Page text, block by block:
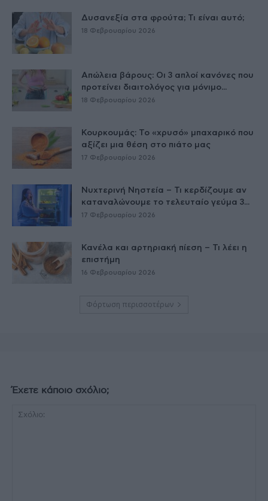
Δυσανεξία στα φρούτα; Τι είναι αυτό;
18 Φεβρουαρίου 2026
Απώλεια βάρους: Οι 3 απλοί κανόνες που
προτείνει διαιτολόγος για μόνιμο...
18 Φεβρουαρίου 2026
Κουρκουμάς: Το «χρυσό» μπαχαρικό που
αξίζει μια θέση στο πιάτο μας
17 Φεβρουαρίου 2026
Νυχτερινή Νηστεία – Τι κερδίζουμε αν
καταναλώνουμε το τελευταίο γεύμα 3...
17 Φεβρουαρίου 2026
Κανέλα και αρτηριακή πίεση – Τι λέει η
επιστήμη
16 Φεβρουαρίου 2026
Φόρτωση περισσοτέρων
Έχετε κάποιο σχόλιο;